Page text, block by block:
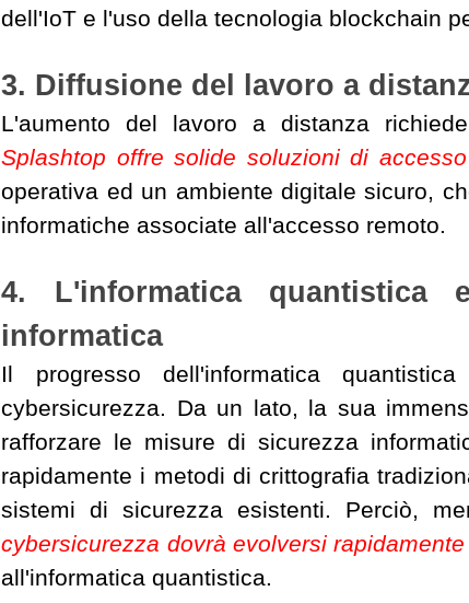
dell'IoT e l'uso della tecnologia blockchain
3. Diffusione del lavoro a
L'aumento del lavoro a distanza
Splashtop offre solide soluzioni di
operativa ed un ambiente digitale sicuro,
informatiche associate all'accesso remoto.
4. L'informatica
informatica
Il progresso dell'informatica
cybersicurezza. Da un lato, la sua
rafforzare le misure di sicurezza
rapidamente i metodi di crittografia
sistemi di sicurezza esistenti. Perciò,
cybersicurezza dovrà evolversi
all'informatica quantistica.